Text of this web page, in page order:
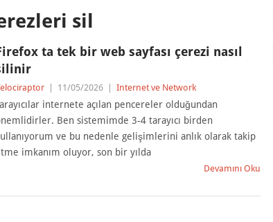
sil
ta tek bir web sayfası çerezi nasıl
11/05/2026 Internet ve Network
internete açılan pencereler olduğundan
Ben sistemimde 3-4 tarayıcı birden
ve bu nedenle gelişimlerini anlık olarak takip
imkanım oluyor, son bir yılda
Devamını Oku